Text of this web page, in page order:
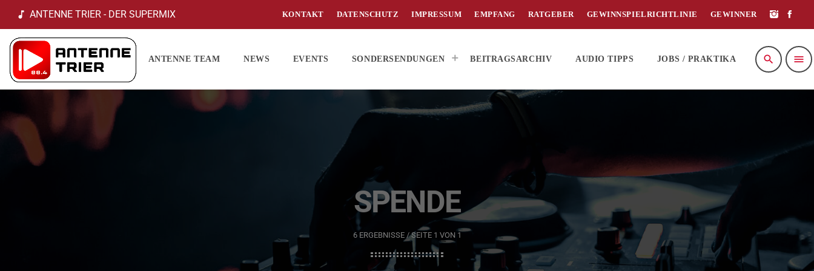
music_note ANTENNE TRIER - DER SUPERMIX KONTAKT DATENSCHUTZ IMPRESSUM EMPFANG RATGEBER GEWINNSPIELRICHTLINIE GEWINNER
ANTENNE TEAM NEWS EVENTS SONDERSENDUNGEN BEITRAGSARCHIV AUDIO TIPPS JOBS / PRAKTIKA search menu
SPENDE
6 ERGEBNISSE / SEITE 1 VON 1